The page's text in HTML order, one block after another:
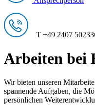
T +49 2407
Arbeiten bei
Wir bieten unseren
spannende Aufgaben, die
persönlichen